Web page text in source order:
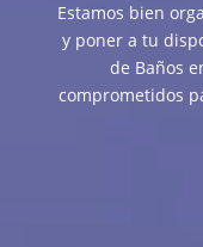
Estamos bien
y poner a tu
de Baños
comprometidos